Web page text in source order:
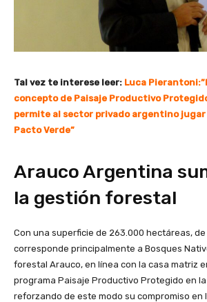
Tal vez te interese leer: Luca
concepto de Paisaje Productivo
permite al sector privado argentino jugar
Pacto Verde”
Arauco Argentina
la gestión forestal
Con una superficie de 263.000 hectáreas, de
corresponde principalmente a Bosques
forestal Arauco, en línea con la casa matriz
programa Paisaje Productivo Protegido en
reforzando de este modo su compromiso en